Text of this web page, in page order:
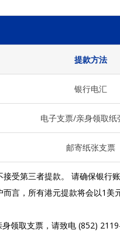
提款方法
银行电汇
电子支票/亲身领取纸
邮寄纸张支票
接受第三者提款。 请确保银行
而言，所有港元提款将会以1
领取支票，请致电 (852)